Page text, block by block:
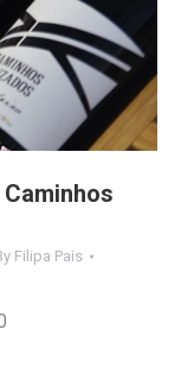
Filipa Pais